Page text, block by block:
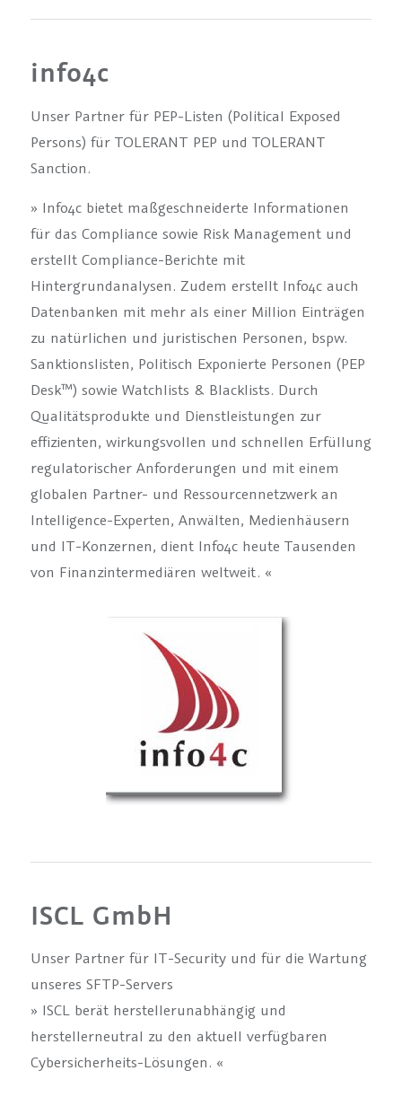
info4c
Unser Partner für PEP-Listen (Political Exposed
Persons) für TOLERANT PEP und TOLERANT
Sanction.
» Info4c bietet maßgeschneiderte Informationen
für das Compliance sowie Risk Management und
erstellt Compliance-Berichte mit
Hintergrundanalysen. Zudem erstellt Info4c auch
Datenbanken mit mehr als einer Million Einträgen
zu natürlichen und juristischen Personen, bspw.
Sanktionslisten, Politisch Exponierte Personen (PEP
Desk™) sowie Watchlists & Blacklists. Durch
Qualitätsprodukte und Dienstleistungen zur
effizienten, wirkungsvollen und schnellen Erfüllung
regulatorischer Anforderungen und mit einem
globalen Partner- und Ressourcennetzwerk an
Intelligence-Experten, Anwälten, Medienhäusern
und IT-Konzernen, dient Info4c heute Tausenden
von Finanzintermediären weltweit. «
ISCL GmbH
Unser Partner für IT-Security und für die Wartung
unseres SFTP-Servers
» ISCL berät herstellerunabhängig und
herstellerneutral zu den aktuell verfügbaren
Cybersicherheits-Lösungen. «